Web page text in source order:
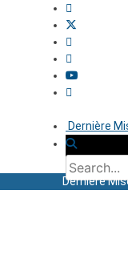
Dernière
Dernière